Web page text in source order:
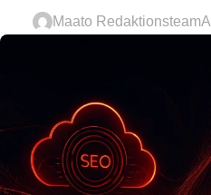
Maato Redaktionsteam